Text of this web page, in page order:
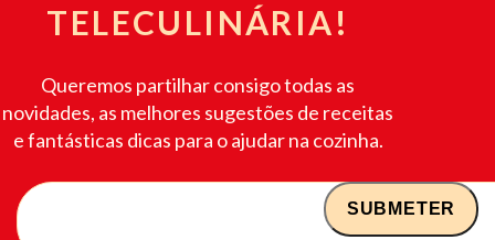
TELECULINÁRIA!
Queremos partilhar consigo todas as
novidades, as melhores sugestões de receitas
e fantásticas dicas para o ajudar na cozinha.